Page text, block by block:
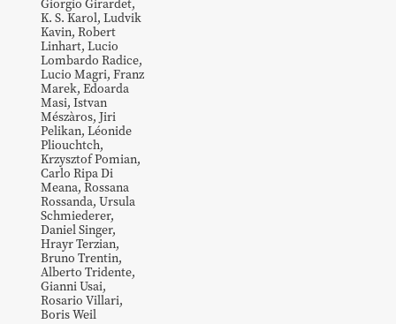
Giorgio Girardet,
K. S. Karol, Ludvik
Kavin, Robert
Linhart, Lucio
Lombardo Radice,
Lucio Magri, Franz
Marek, Edoarda
Masi, Istvan
Mészàros, Jiri
Pelikan, Léonide
Pliouchtch,
KrzysztofPomian,
Carlo Ripa Di
Meana, Rossana
Rossanda, Ursula
Schmiederer,
DanielSinger,
HrayrTerzian,
Bruno Trentin,
Alberto Tridente,
GianniUsai,
Rosario Villari,
BorisWeil